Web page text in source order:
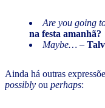
Are you going
na festa amanhã?
Maybe… –
Ainda há outras
possibly ou perhaps: